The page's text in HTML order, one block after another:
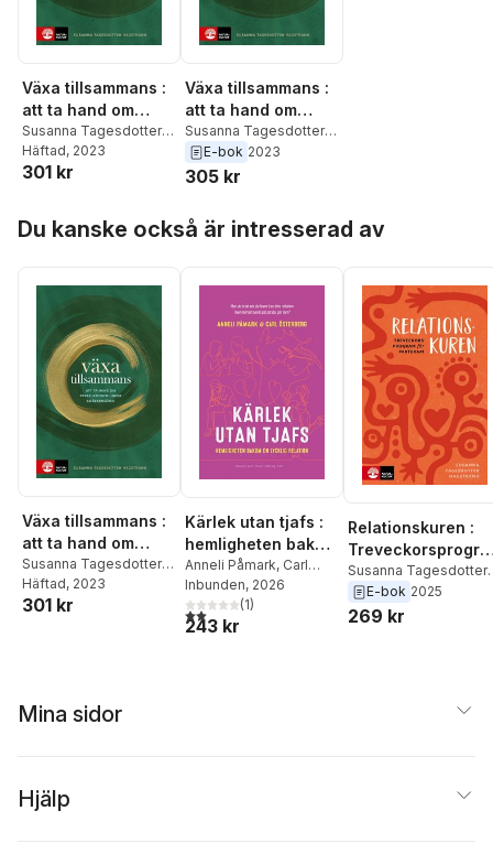
Växa tillsammans :
att ta hand om
parrelationen
under
småbarnsåren
Susanna Tagesdotter
Hagstrand
Häftad, 2023
301 kr
Växa tillsammans :
att ta hand om
parrelationen
under
småbarnsåren
Susanna Tagesdotter
Hagstrand
E-bok 2023
305 kr
Du kanske också är intresserad av
Växa tillsammans :
att ta hand om
parrelationen
under
småbarnsåren
Susanna Tagesdotter
Hagstrand
Häftad, 2023
301 kr
Kärlek utan tjafs :
hemligheten bakom
en lycklig relation
Anneli Påmark, Carl
Österberg
Inbunden, 2026
2,0utav 5 stjärnor. Totalt antal röster:
(1)
243 kr
Relationskuren :
Treveckorsprogra
m för parterapi
Susanna Tagesdotter
Hagstrand
E-bok 2025
269 kr
Mina sidor
Hjälp